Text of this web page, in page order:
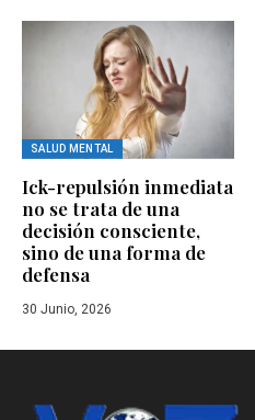
SALUD MENTAL
Ick-repulsión inmediata
no se trata de una
decisión consciente,
sino de una forma de
defensa
30 Junio, 2026